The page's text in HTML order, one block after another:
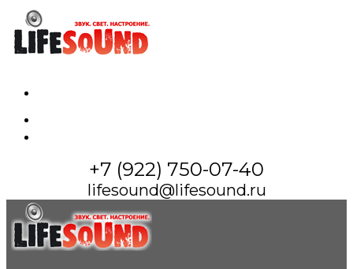
+7 (922) 750-07-40
lifesound@lifesound.ru